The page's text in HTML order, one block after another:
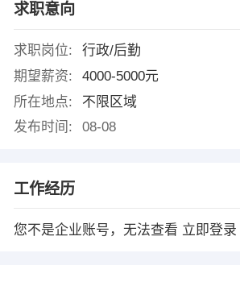
求职意向
求职岗位:
行政/后勤
期望薪资:
4000-5000元
所在地点:
不限区域
发布时间:
08-08
工作经历
您不是企业账号，无法查看 立即登录